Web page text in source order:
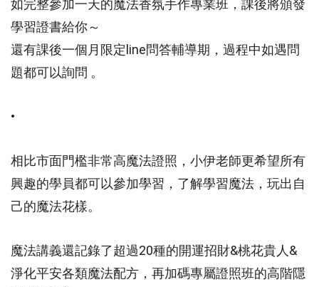
如完整參加一天的魔法香氛手作專業班，課後將頒發
學習證書給你～
還有課後一個月限定line問答輔導期，過程中如遇問
題都可以詢問 。
•
相比市面門檻非常高魔法證照，小伊老師更希望所有
興趣的學員都可以參加學習，了解學習魔法，玩出自
己的魔法花樣。
魔法講義還記錄了超過20種的開運招財&桃花貴人&
淨化平安各類魔法配方，再加碼專屬證照班的高階隱